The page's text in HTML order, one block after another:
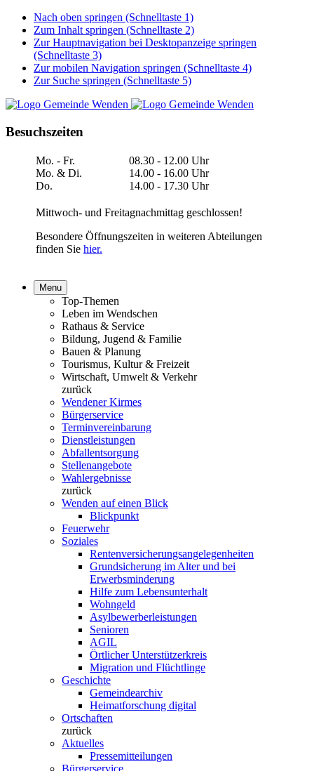
Nach oben springen (Schnelltaste 1)
Zum Inhalt springen (Schnelltaste 2)
Zur Hauptnavigation bei Desktopanzeige springen
(Schnelltaste 3)
Zur mobilen Navigation springen (Schnelltaste 4)
Zur Suche springen (Schnelltaste 5)
Besuchszeiten
Mo. - Fr.
Mo. & Di.
Do.
08.30 - 12.00 Uhr
14.00 - 16.00 Uhr
14.00 - 17.30 Uhr
Mittwoch- und Freitagnachmittag geschlossen!
Besondere Öffnungszeiten in weiteren Abteilungen
finden Sie hier.
Menu
Top-Themen
Leben im Wendschen
Rathaus & Service
Bildung, Jugend & Familie
Bauen & Planung
Tourismus, Kultur & Freizeit
Wirtschaft, Umwelt & Verkehr
zurück
Wendener Kirmes
Bürgerservice
Terminvereinbarung
Dienstleistungen
Abfallentsorgung
Stellenangebote
Wahlergebnisse
zurück
Wenden auf einen Blick
Blickpunkt
Feuerwehr
Soziales
Rentenversicherungsangelegenheiten
Grundsicherung im Alter und bei
Erwerbsminderung
Hilfe zum Lebensunterhalt
Wohngeld
Asylbewerberleistungen
Senioren
AGIL
Örtlicher Unterstützerkreis
Migration und Flüchtlinge
Geschichte
Gemeindearchiv
Heimatforschung digital
Ortschaften
zurück
Aktuelles
Pressemitteilungen